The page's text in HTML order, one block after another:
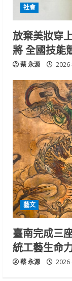
社會
放棄美妝穿
將 全國技能
蔡 永源 2026
藝文
臺南完成三
統工藝生命
蔡 永源 2026